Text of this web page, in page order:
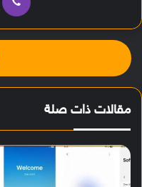
مقالات ذات صلة